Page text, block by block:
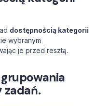
dostępnością kategorii
wybranym
je przed resztą.
zadań.